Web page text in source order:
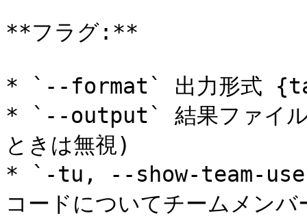
**フラグ:**
* `--format` 出力形式
* `--output` 結果ファイ
ときは無視)
* `-tu, --show-team-
コードについてチームメンバ